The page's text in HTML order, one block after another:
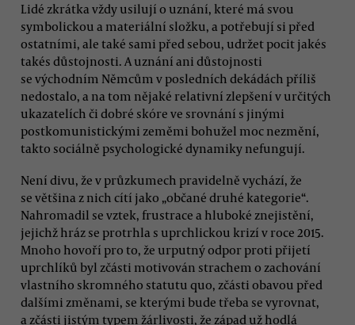
Lidé zkrátka vždy usilují o uznání, které má svou
symbolickou a materiální složku, a potřebují si před
ostatními, ale také sami před sebou, udržet pocit jakés
takés důstojnosti. A uznání ani důstojnosti
se východním Němcům v posledních dekádách příliš
nedostalo, a na tom nějaké relativní zlepšení v určitých
ukazatelích či dobré skóre ve srovnání s jinými
postkomunistickými zeměmi bohužel moc nezmění,
takto sociálně psychologické dynamiky nefungují.
Není divu, že v průzkumech pravidelně vychází, že
se většina z nich cítí jako „občané druhé kategorie“.
Nahromadil se vztek, frustrace a hluboké znejistění,
jejichž hráz se protrhla s uprchlickou krizí v roce 2015.
Mnoho hovoří pro to, že urputný odpor proti přijetí
uprchlíků byl zčásti motivován strachem o zachování
vlastního skromného statutu quo, zčásti obavou před
dalšími změnami, se kterými bude třeba se vyrovnat,
a zčásti jistým typem žárlivosti, že západ už hodlá